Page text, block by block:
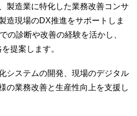
製造業に特化した業務改善コンサ
造現場のDX推進をサポートしま
の診断や改善の経験を活かし、
提案します。
システムの開発、現場のデジタル
の業務改善と生産性向上を支援し